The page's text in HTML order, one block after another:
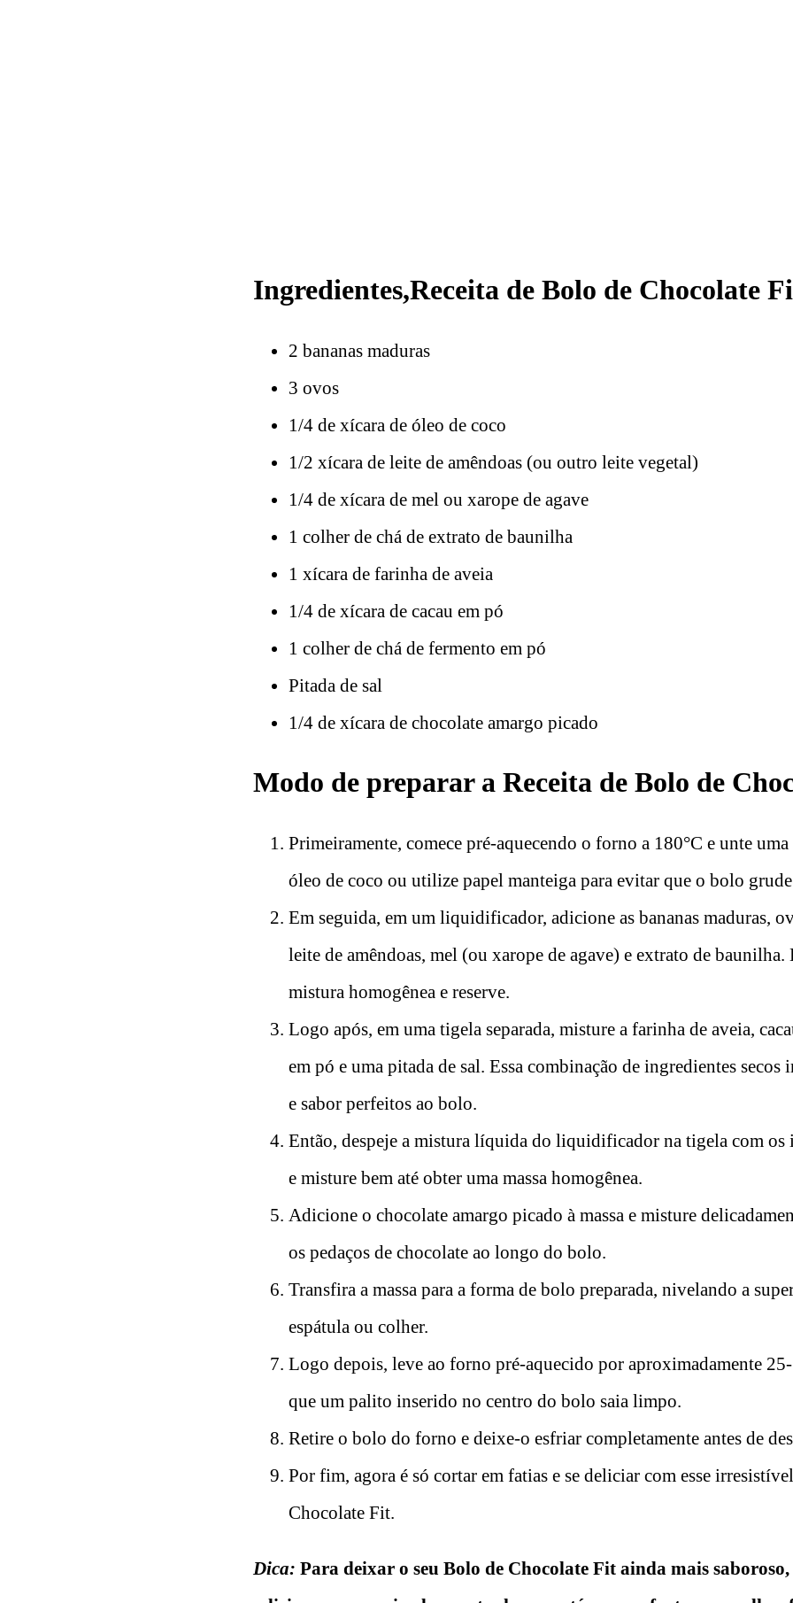
Ingredientes,Receita de Bolo de Chocolate
2 bananas maduras
3 ovos
1/4 de xícara de óleo de coco
1/2 xícara de leite de amêndoas (ou outro leite vegetal)
1/4 de xícara de mel ou xarope de agave
1 colher de chá de extrato de baunilha
1 xícara de farinha de aveia
1/4 de xícara de cacau em pó
1 colher de chá de fermento em pó
Pitada de sal
1/4 de xícara de chocolate amargo picado
Modo de preparar a Receita de Bolo de
Primeiramente, comece pré-aquecendo o forno a 180°C e unte
óleo de coco ou utilize papel manteiga para evitar que o bolo
Em seguida, em um liquidificador, adicione as bananas maduras,
leite de amêndoas, mel (ou xarope de agave) e extrato de baunilha.
mistura homogênea e reserve.
Logo após, em uma tigela separada, misture a farinha de aveia,
em pó e uma pitada de sal. Essa combinação de ingredientes secos
e sabor perfeitos ao bolo.
Então, despeje a mistura líquida do liquidificador na tigela com os
e misture bem até obter uma massa homogênea.
Adicione o chocolate amargo picado à massa e misture
os pedaços de chocolate ao longo do bolo.
Transfira a massa para a forma de bolo preparada, nivelando a
espátula ou colher.
Logo depois, leve ao forno pré-aquecido por aproximadamente
que um palito inserido no centro do bolo saia limpo.
Retire o bolo do forno e deixe-o esfriar completamente antes de
Por fim, agora é só cortar em fatias e se deliciar com esse
Chocolate Fit.
Dica: Para deixar o seu Bolo de Chocolate Fit ainda mais saboroso,